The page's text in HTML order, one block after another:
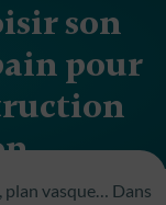
son
pour
plan vasque… Dans